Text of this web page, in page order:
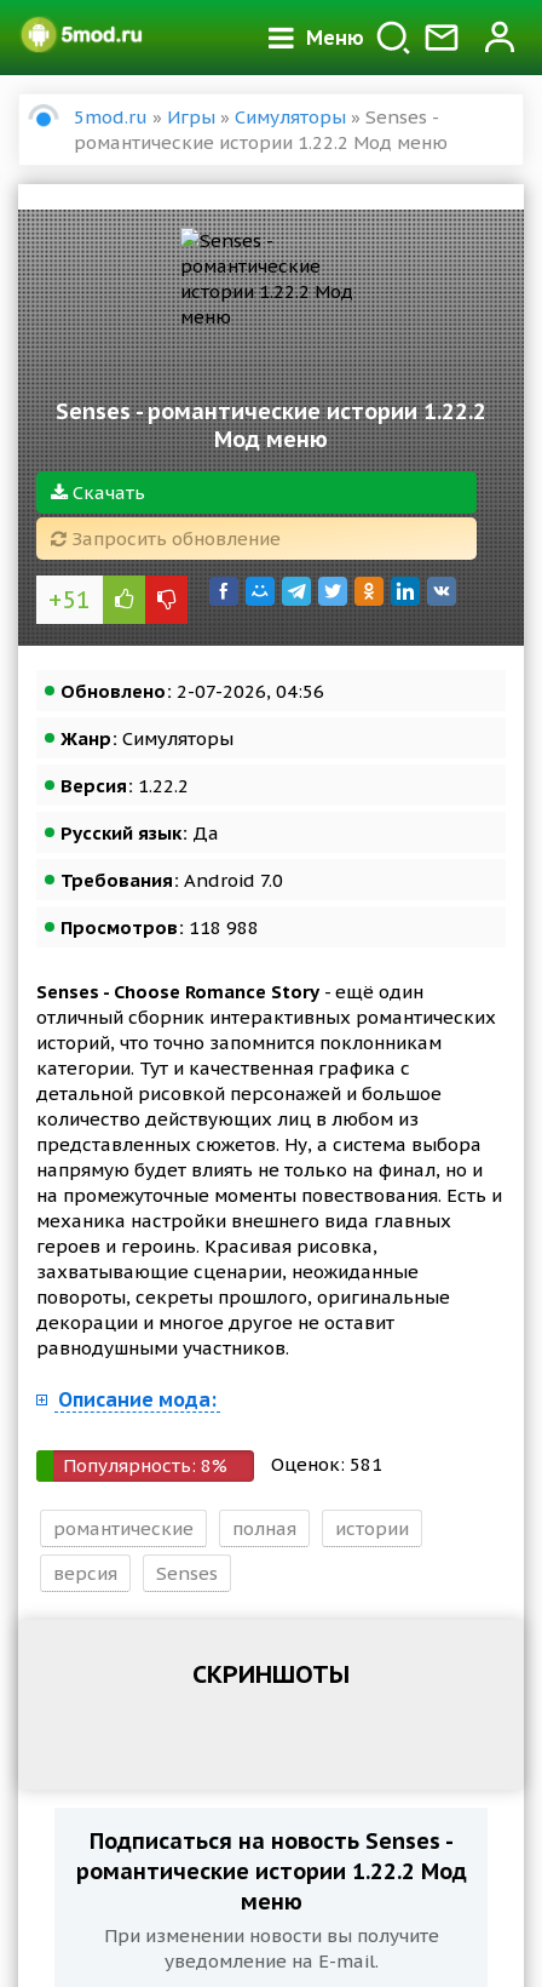
Меню
5mod.ru » Игры » Симуляторы » Senses -
романтические истории 1.22.2 Мод меню
Senses - романтические истории 1.22.2
Мод меню
Скачать
Запросить обновление
+51
Обновлено: 2-07-2026, 04:56
Жанр: Симуляторы
Версия: 1.22.2
Русский язык: Да
Требования: Android 7.0
Просмотров: 118 988
Senses - Choose Romance Story - ещё один
отличный сборник интерактивных романтических
историй, что точно запомнится поклонникам
категории. Тут и качественная графика с
детальной рисовкой персонажей и большое
количество действующих лиц в любом из
представленных сюжетов. Ну, а система выбора
напрямую будет влиять не только на финал, но и
на промежуточные моменты повествования. Есть и
механика настройки внешнего вида главных
героев и героинь. Красивая рисовка,
захватывающие сценарии, неожиданные
повороты, секреты прошлого, оригинальные
декорации и многое другое не оставит
равнодушными участников.
Описание мода:
Популярность: 8% Оценок: 581
романтические полная
истории
версия
Senses
СКРИНШОТЫ
Подписаться на новость Senses -
романтические истории 1.22.2 Мод
меню
При изменении новости вы получите
уведомление на E-mail.